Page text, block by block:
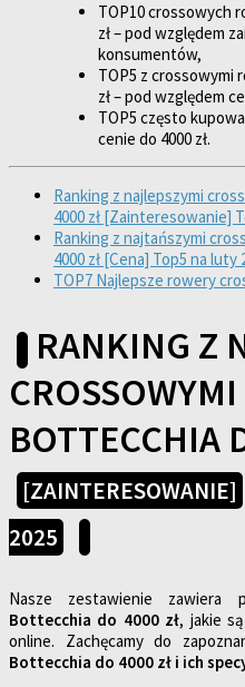
TOP10 crossowych
zł – pod względem
konsumentów,
TOP5 z crossowymi
zł – pod względem
TOP5 często
cenie do 4000 zł.
Ranking z najlepszymi
4000 zł [Zainteresowanie]
Ranking z najtańszymi
4000 zł [Cena] Top5 na luty
TOP7 Najlepsze rowery
RANKING Z
BOTTECCHIA
[ZAINTERESOWANIE]
2025
Nasze zestawienie zawiera
Bottecchia do 4000 zł, jakie
online. Zachęcamy do
Bottecchia do 4000 zł i ich